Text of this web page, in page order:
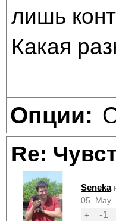
лишь
Какая
Опции:
Re:
Seneka
05, May,
+
-1